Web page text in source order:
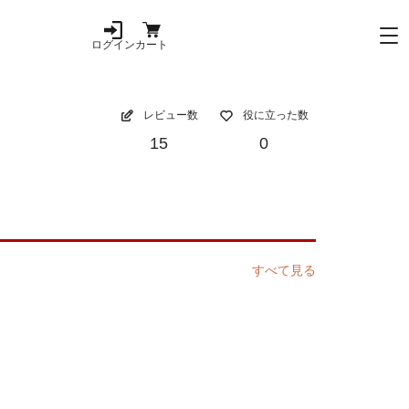
ログインカート
レビュー数
15
役に立った数
0
すべて見る